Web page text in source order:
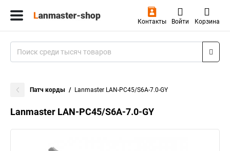
Контакты Войти Корзина
Патч корды Lanmaster LAN-PC45/S6A-7.0-GY
Lanmaster LAN-PC45/S6A-7.0-GY